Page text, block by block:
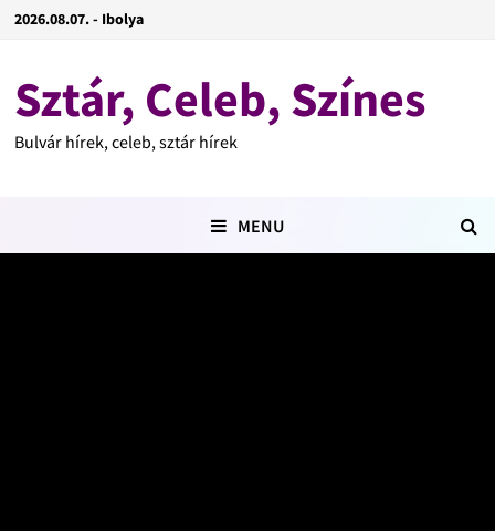
2026.08.07. - Ibolya
Sztár, Celeb, Színes
Bulvár hírek, celeb, sztár hírek
MENU